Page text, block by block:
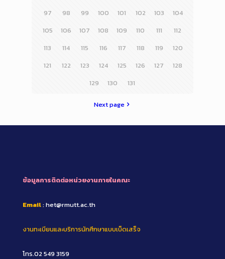
97
98 99 100 101 102 103
104
105
106 107 108 109 110 111
112
113
114 115 116 117 118 119
120
121
122 123 124 125 126 127
128
129
130 131
Next page
ข้อมูลการติดต่อหน่วยงานภายในคณะ
Email: het@rmutt.ac.th
งานทะเบียนและบริการนักศึกษาแบบเบ็ดเสร็จ
โทร.02 549 3159